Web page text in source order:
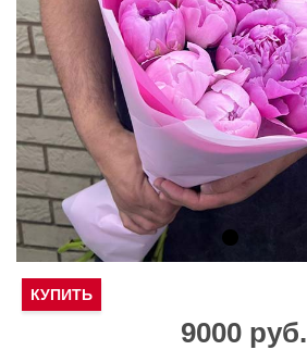
9000 руб.
КУПИТЬ